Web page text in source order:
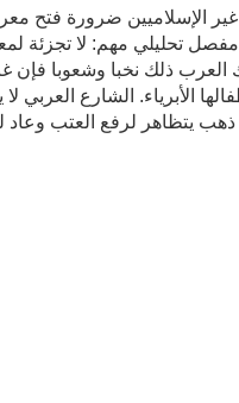
الإسلاميين ضرورة فتح
تحليلي مهم: لا تجزئة
ذلك نخبا وشعوبا فإن
الأبرياء. الشارع العربي
ذهب يتظاهر لرفع العتب وعاد